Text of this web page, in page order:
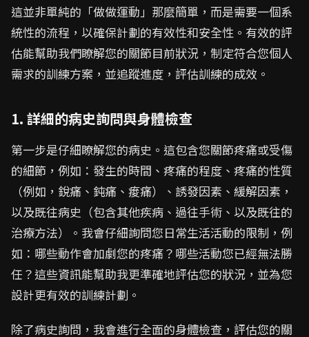
這並非單純的「做做運動」那麼簡單，而是需要一個系
統性的流程，以確保計劃的有效性和安全性。有效的評
估能幫助我們瞭解您的關節目前狀況，制定符合您個人
需求的訓練方案，並追蹤進度，評估訓練的成效。
1. 詳細的病史詢問與身體檢查
第一步是仔細瞭解您的病史。這包含您關節疼痛或受傷
的細節，例如：發生的時間、疼痛的程度、疼痛的性質
（例如，銳痛、鈍痛、痠痛）、誘發因素、緩解因素，
以及既往病史（包含其他疾病、過往手術、以及既往的
治療方法）。我會仔細詢問您日常生活活動的限制，例
如：哪些動作會加劇您的疼痛？哪些活動您已經無法勝
任？這些資訊能幫助我更準確地評估您的狀況，並為您
設計更有效的訓練計劃。
除了病史詢問，我會進行全面的身體檢查，評估您的關